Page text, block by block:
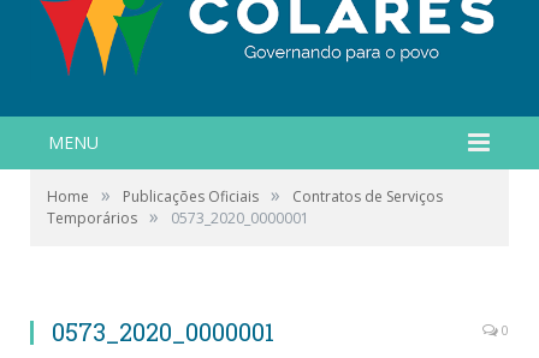
MENU
Home » Publicações Oficiais »
Contratos de Serviços
Temporários » 0573_2020_0000001
0573_2020_0000001 0